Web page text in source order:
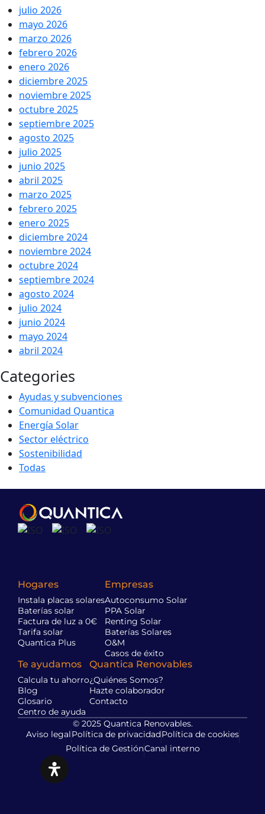
julio 2026
mayo 2026
marzo 2026
febrero 2026
enero 2026
diciembre 2025
noviembre 2025
octubre 2025
septiembre 2025
agosto 2025
julio 2025
junio 2025
abril 2025
marzo 2025
febrero 2025
enero 2025
diciembre 2024
noviembre 2024
octubre 2024
septiembre 2024
agosto 2024
julio 2024
junio 2024
mayo 2024
abril 2024
Categories
Ayudas y subvenciones
Comunidad Quantica
Energía Solar
Sector eléctrico
Sostenibilidad
Todas
Hogares
Instala placas solares
Baterías solar
Factura de luz a 0€
Tarifa solar
Quantica Plus
Empresas
Autoconsumo Solar
PPA Solar
Renting Solar
Baterías Solares
O&M
Casos de éxito
Te ayudamos
Calcula tu ahorro
Blog
Glosario
Centro de ayuda
Quantica Renovables
¿Quiénes Somos?
Hazte colaborador
Contacto
© 2025 Quantica Renovables.
Aviso legalPolítica de privacidadPolítica de cookies
Política de GestiónCanal interno